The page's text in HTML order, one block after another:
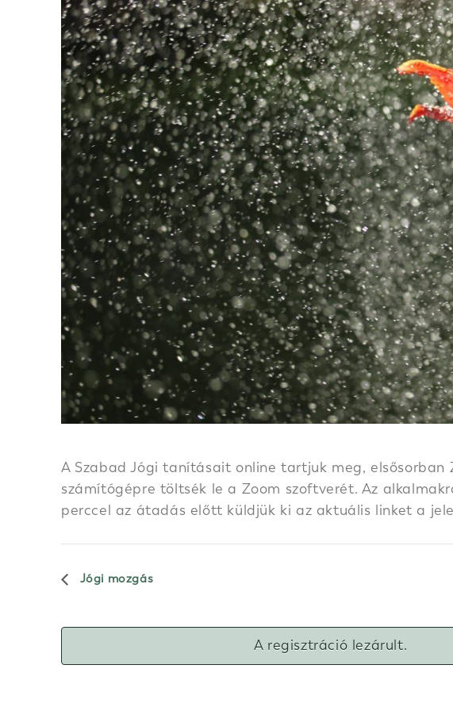
A Szabad Jógi tanításait online tartjuk meg,
számítógépre töltsék le a Zoom szoftverét. Az
perccel az átadás előtt küldjük ki az aktuális linket a
Jógi mozgás
A regisztráció lezárult.